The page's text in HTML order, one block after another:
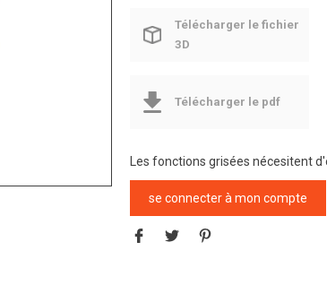
Télécharger le fichier
3D
Télécharger le pdf
Les fonctions grisées nécesitent
se connecter à mon compte